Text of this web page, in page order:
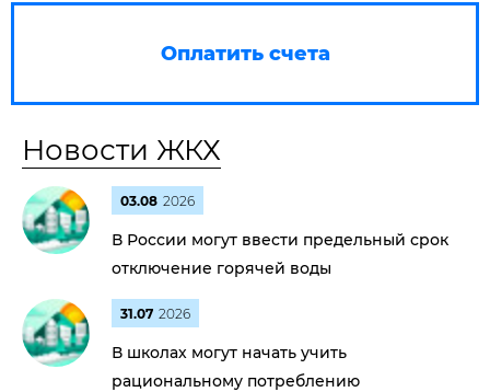
Оплатить счета
Новости ЖКХ
03.08 2026
В России могут ввести предельный срок
отключение горячей воды
31.07 2026
В школах могут начать учить
рациональному потреблению